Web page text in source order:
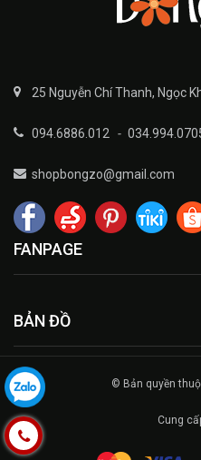
25 Nguyễn Chí Thanh, Ngọc
094.6886.012 -
shopbongzo@gmail.com
FANPAGE
BẢN ĐỒ
© Bản quyền
Cung